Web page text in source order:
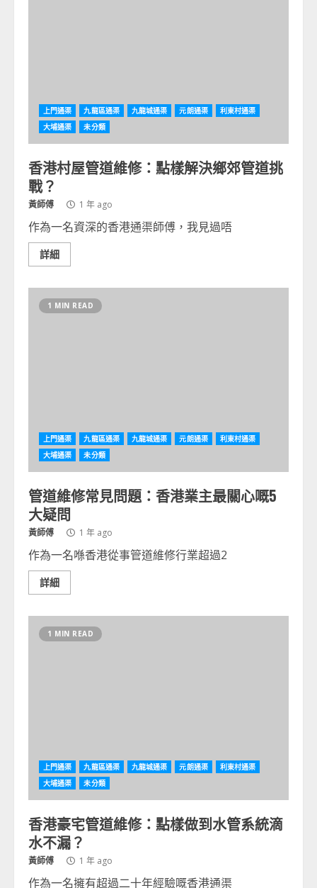
上門通渠 九龍區通渠 九龍城通渠 元朗通渠
利東村通渠
大埔通渠
未分類
香港村屋管道維修：點樣解決鄉郊管道挑
戰？
黃師傅 1 年 ago
作為一名資深的香港通渠師傅，我見過唔
詳細
1 MIN READ
上門通渠 九龍區通渠 九龍城通渠 元朗通渠
利東村通渠
大埔通渠
未分類
管道維修常見問題：香港業主最關心嘅5
大疑問
黃師傅 1 年 ago
作為一名喺香港從事管道維修行業超過2
詳細
1 MIN READ
上門通渠 九龍區通渠 九龍城通渠 元朗通渠
利東村通渠
大埔通渠
未分類
香港豪宅管道維修：點樣做到水管系統滴
水不漏？
黃師傅 1 年 ago
作為一名擁有超過二十年經驗嘅香港通渠